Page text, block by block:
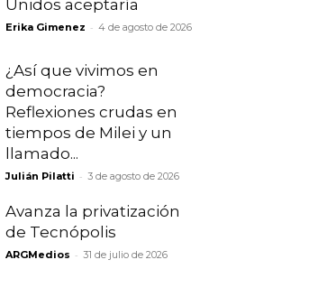
Unidos aceptaría
Erika Gimenez - 4 de agosto de 2026
¿Así que vivimos en
democracia?
Reflexiones crudas en
tiempos de Milei y un
llamado...
Julián Pilatti - 3 de agosto de 2026
Avanza la privatización
de Tecnópolis
ARGMedios - 31 de julio de 2026